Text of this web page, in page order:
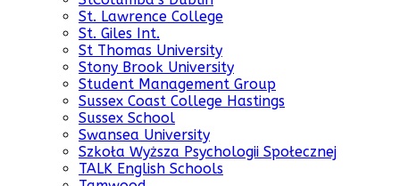
St. Lawrence College
St. Giles Int.
St Thomas University
Stony Brook University
Student Management Group
Sussex Coast College Hastings
Sussex School
Swansea University
Szkoła Wyższa Psychologii Społecznej
TALK English Schools